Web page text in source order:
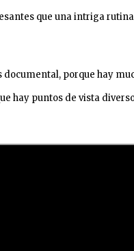
que una intriga
porque hay
hay puntos de vista